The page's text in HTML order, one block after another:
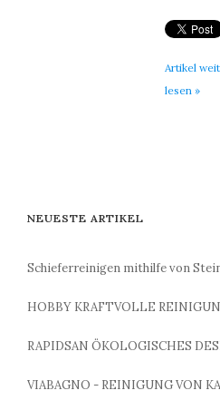
Artikel
lesen »
NEUESTE ARTIKEL
Schieferreinigen mithilfe von
HOBBY KRAFTVOLLE
RAPIDSAN ÖKOLOGISCHES
VIABAGNO - REINIGUNG VON